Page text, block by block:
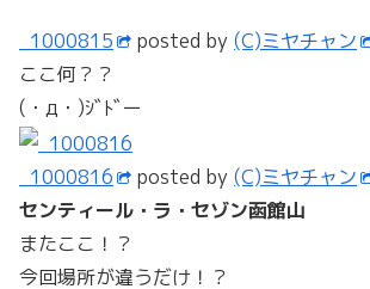
_1000817
うわ！！
フルマッキントッシュ！！
来てよかったぁ～
ﾜｰｲヽ(ﾟ∀ﾟ)メ(ﾟ∀ﾟ)メ(ﾟ∀ﾟ)ノﾜｰｲ
すげーいい音。
もっと出力上げて聴きたかったなぁ・・・